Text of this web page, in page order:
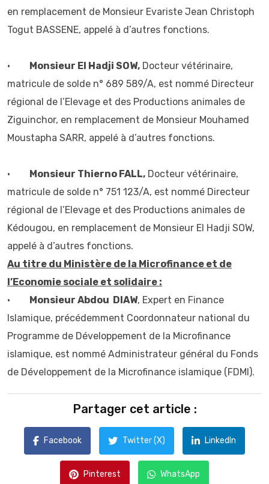
en remplacement de Monsieur Evariste Jean Christoph
Togut BASSENE, appelé à d’autres fonctions.
• Monsieur El Hadji SOW, Docteur vétérinaire,
matricule de solde n° 689 589/A, est nommé Directeur
régional de l’Elevage et des Productions animales de
Ziguinchor, en remplacement de Monsieur Mouhamed
Moustapha SARR, appelé à d’autres fonctions.
• Monsieur Thierno FALL, Docteur vétérinaire,
matricule de solde n° 751 123/A, est nommé Directeur
régional de l’Elevage et des Productions animales de
Kédougou, en remplacement de Monsieur El Hadji SOW,
appelé à d’autres fonctions.
Au titre du Ministère de la Microfinance et de
l’Economie sociale et solidaire :
• Monsieur Abdou DIAW, Expert en Finance
Islamique, précédemment Coordonnateur national du
Programme de Développement de la Microfinance
islamique, est nommé Administrateur général du Fonds
de Développement de la Microfinance islamique (FDMI).
Partager cet article :
Facebook Twitter (X) LinkedIn
Pinterest WhatsApp